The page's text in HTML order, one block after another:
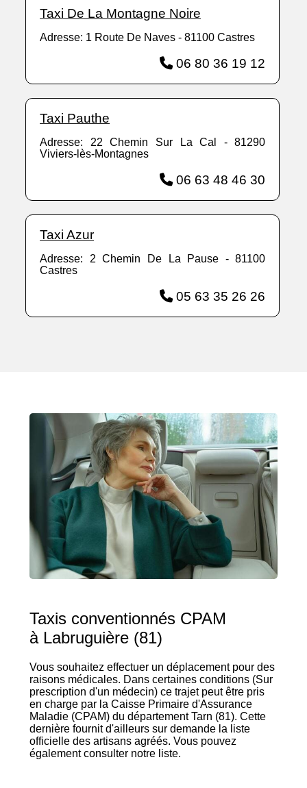
Taxi De La Montagne Noire
Adresse: 1 Route De Naves - 81100 Castres
06 80 36 19 12
Taxi Pauthe
Adresse: 22 Chemin Sur La Cal - 81290
Viviers-lès-Montagnes
06 63 48 46 30
Taxi Azur
Adresse: 2 Chemin De La Pause - 81100
Castres
05 63 35 26 26
Taxis conventionnés CPAM
à Labruguière (81)
Vous souhaitez effectuer un déplacement pour des
raisons médicales. Dans certaines conditions (Sur
prescription d'un médecin) ce trajet peut être pris
en charge par la Caisse Primaire d'Assurance
Maladie (CPAM) du département Tarn (81). Cette
dernière fournit d'ailleurs sur demande la liste
officielle des artisans agréés. Vous pouvez
également consulter notre liste.